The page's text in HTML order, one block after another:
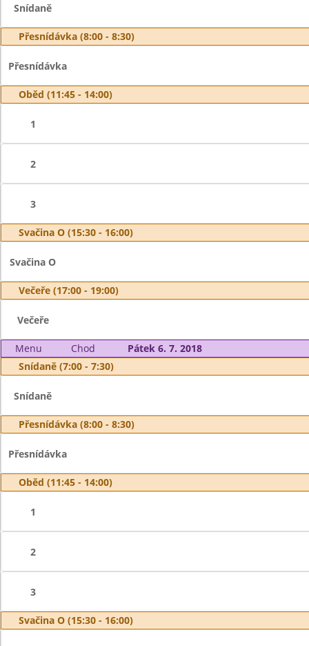
Snídaně
Přesnídávka (8:00 - 8:30)
Přesnídávka
Oběd (11:45 - 14:00)
1
2
3
Svačina O (15:30 - 16:00)
Svačina O
Večeře (17:00 - 19:00)
Večeře
Menu Chod
Pátek 6. 7. 2018
Snídaně (7:00 - 7:30)
Snídaně
Přesnídávka (8:00 - 8:30)
Přesnídávka
Oběd (11:45 - 14:00)
1
2
3
Svačina O (15:30 - 16:00)